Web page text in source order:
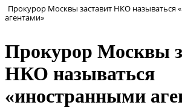
Прокурор Москвы заставит НКО называться
агентами»
Прокурор Москвы
НКО называться
«иностранными